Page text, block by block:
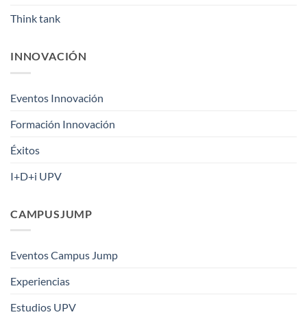
Think tank
INNOVACIÓN
Eventos Innovación
Formación Innovación
Éxitos
I+D+i UPV
CAMPUSJUMP
Eventos Campus Jump
Experiencias
Estudios UPV